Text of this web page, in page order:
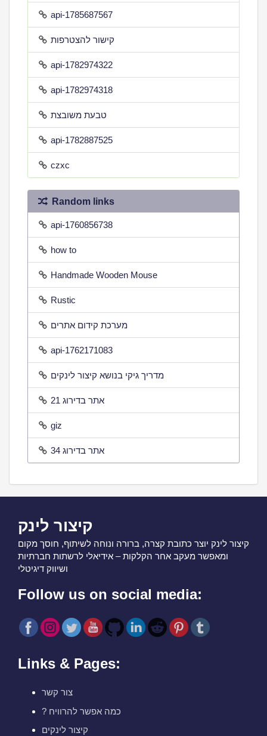
api-1785687567
קישור להצטרפות
api-1782974322
api-1782974318
טבעת משובצת
api-1782887525
czxc
Random links
api-1760856738
how to
Handmade Wooden Mouse
Rustic
מערכת קידום אתרים
api-1762171083
מדריך גיקי בנושא קיצור לינקים
אתר בדירוג 21
giz
אתר בדירוג 34
קיצור לינק
קיצור לינק יוצר כתובת קצרה, ברורה ונוחה לשיתוף, חוסך מקום
ומאפשר מעקב אחר הקלקות – אידיאלי לרשתות חברתיות
ושיווק דיגיטלי
Follow us on social media:
Links & Pages:
צור קשר
? כמה אפשר להרוויח
קיצור לינקים